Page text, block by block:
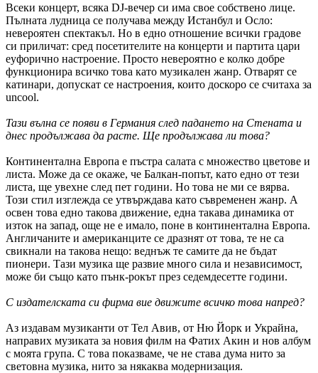
Всеки концерт, всяка DJ-вечер си има свое собствено лице.
Пълната лудница се получава между Истанбул и Осло:
невероятен спектакъл. Но в едно отношение всички градове
си приличат: сред посетителите на концерти и партита цари
еуфорично настроение. Просто невероятно е колко добре
функционира всичко това като музикален жанр. Отварят се
катинари, допускат се настроения, които доскоро се считаха за
uncool.
Тази вълна се появи в Германия след падането на Стената и
днес продължава да расте. Ще продължава ли това?
Континентална Европа е пъстра салата с множество цветове и
листа. Може да се окаже, че Балкан-попът, като едно от тези
листа, ще увехне след пет години. Но това не ми се вярва.
Този стил изглежда се утвърждава като съвременен жанр. А
освен това едно такова движение, една такава динамика от
изток на запад, още не е имало, поне в континентална Европа.
Англичаните и американците се дразнят от това, те не са
свикнали на такова нещо: веднъж те самите да не бъдат
пионери. Тази музика ще развие много сила и независимост,
може би също като пънк-рокът през седемдесетте години.
С издателската си фирма вие движите всичко това напред?
Аз издавам музиканти от Тел Авив, от Ню Йорк и Украйна,
направих музиката за новия филм на Фатих Акин и нов албум
с моята група. С това показваме, че не става дума нито за
световна музика, нито за някаква модернизация.